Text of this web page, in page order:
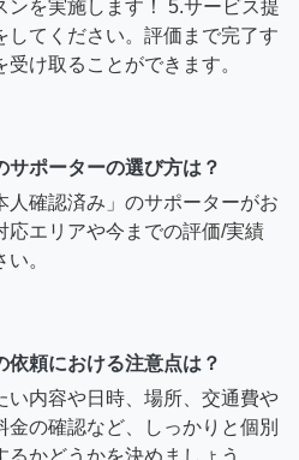
ンを実施します！ 5.サービス提
してください。評価まで完了す
け取ることができます。
サポーターの選び方は？
人確認済み」のサポーターがお
応エリアや今までの評価/実績
。
依頼における注意点は？
い内容や日時、場所、交通費や
の確認など、しっかりと個別